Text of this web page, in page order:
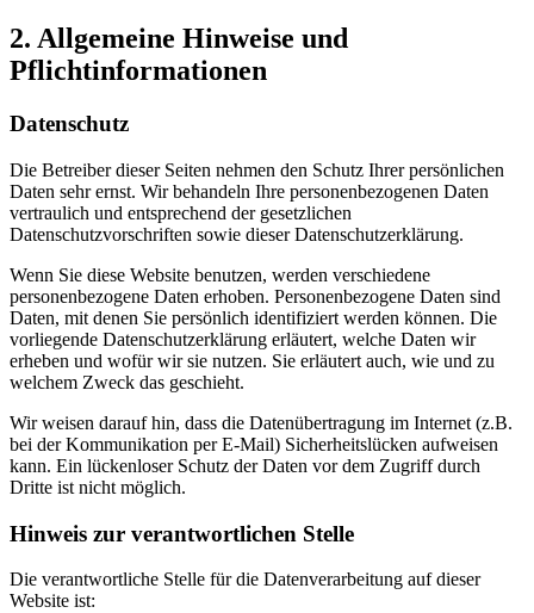
2. Allgemeine Hinweise und
Pflichtinformationen
Datenschutz
Die Betreiber dieser Seiten nehmen den Schutz Ihrer persönlichen
Daten sehr ernst. Wir behandeln Ihre personenbezogenen Daten
vertraulich und entsprechend der gesetzlichen
Datenschutzvorschriften sowie dieser Datenschutzerklärung.
Wenn Sie diese Website benutzen, werden verschiedene
personenbezogene Daten erhoben. Personenbezogene Daten sind
Daten, mit denen Sie persönlich identifiziert werden können. Die
vorliegende Datenschutzerklärung erläutert, welche Daten wir
erheben und wofür wir sie nutzen. Sie erläutert auch, wie und zu
welchem Zweck das geschieht.
Wir weisen darauf hin, dass die Datenübertragung im Internet (z.B.
bei der Kommunikation per E-Mail) Sicherheitslücken aufweisen
kann. Ein lückenloser Schutz der Daten vor dem Zugriff durch
Dritte ist nicht möglich.
Hinweis zur verantwortlichen Stelle
Die verantwortliche Stelle für die Datenverarbeitung auf dieser
Website ist: